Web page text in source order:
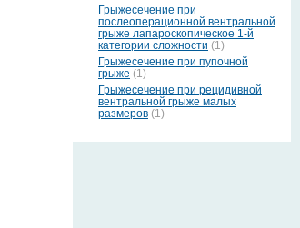
Грыжесечение при
послеоперационной вентральной
грыже лапароскопическое 1-й
категории сложности (1)
Грыжесечение при пупочной
грыже (1)
Грыжесечение при рецидивной
вентральной грыже малых
размеров (1)